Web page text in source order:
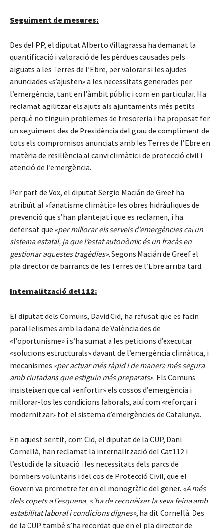
Seguiment de mesures:
Des del PP, el diputat Alberto Villagrassa ha demanat la
quantificació i valoració de les pèrdues causades pels
aiguats a les Terres de l’Ebre, per valorar si les ajudes
anunciades «s’ajusten» a les necessitats generades per
l’emergència, tant en l’àmbit públic i com en particular. Ha
reclamat agilitzar els ajuts als ajuntaments més petits
perquè no tinguin problemes de tresoreria i ha proposat fer
un seguiment des de Presidència del grau de compliment de
tots els compromisos anunciats amb les Terres de l’Ebre en
matèria de resiliència al canvi climàtic i de protecció civil i
atenció de l’emergència.
Per part de Vox, el diputat Sergio Macián de Greef ha
atribuït al «fanatisme climàtic» les obres hidràuliques de
prevenció que s’han plantejat i que es reclamen, i ha
defensat que «per millorar els serveis d’emergències cal un
sistema estatal, ja que l’estat autonòmic és un fracàs en
gestionar aquestes tragèdies». Segons Macián de Greef el
pla director de barrancs de les Terres de l’Ebre arriba tard.
Internalització del 112:
El diputat dels Comuns, David Cid, ha refusat que es facin
paral·lelismes amb la dana de València des de
«l’oportunisme» i s’ha sumat a les peticions d’executar
«solucions estructurals» davant de l’emergència climàtica, i
mecanismes «per actuar més ràpid i de manera més segura
amb ciutadans que estiguin més preparats». Els Comuns
insisteixen que cal «enfortir» els cossos d’emergència i
millorar-los les condicions laborals, així com «reforçar i
modernitzar» tot el sistema d’emergències de Catalunya.
En aquest sentit, com Cid, el diputat de la CUP, Dani
Cornellà, han reclamat la internalització del Cat112 i
l’estudi de la situació i les necessitats dels parcs de
bombers voluntaris i del cos de Protecció Civil, que el
Govern va prometre fer en el monogràfic del gener. «A més
dels copets a l’esquena, s’ha de reconèixer la seva feina amb
estabilitat laboral i condicions dignes», ha dit Cornellà. Des
de la CUP també s’ha recordat que en el pla director de